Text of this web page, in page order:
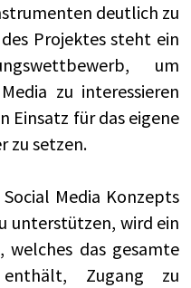
deutlich zu
Projektes steht ein
um
zu interessieren
Einsatz für das eigene
zu setzen.
Media Konzepts
unterstützen, wird ein
welches das gesamte
enthält, Zugang zu